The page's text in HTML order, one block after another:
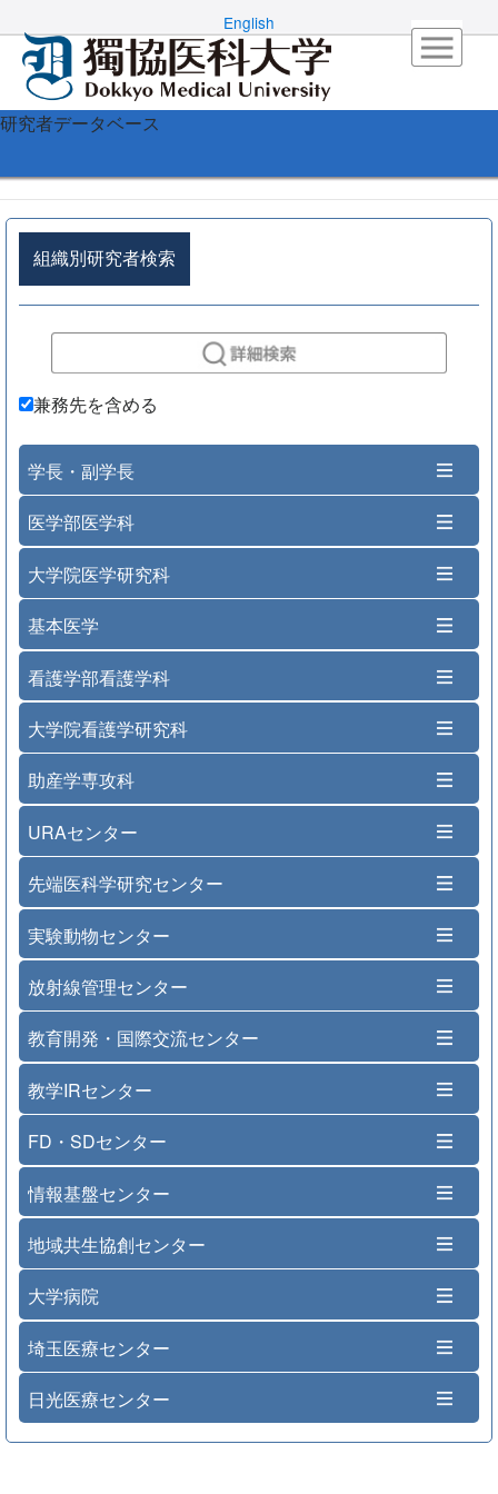
English
研究者データベース
組織別研究者検索
兼務先を含める
学長・副学長
医学部医学科
大学院医学研究科
基本医学
看護学部看護学科
大学院看護学研究科
助産学専攻科
URAセンター
先端医科学研究センター
実験動物センター
放射線管理センター
教育開発・国際交流センター
教学IRセンター
FD・SDセンター
情報基盤センター
地域共生協創センター
大学病院
埼玉医療センター
日光医療センター